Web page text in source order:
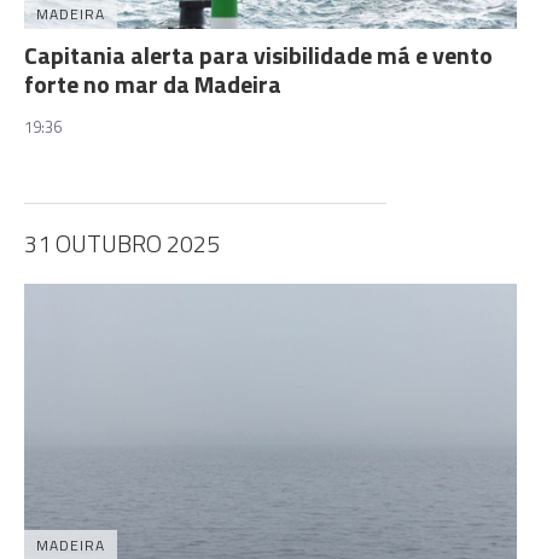
MADEIRA
Capitania alerta para visibilidade má e vento
forte no mar da Madeira
19:36
31 OUTUBRO 2025
MADEIRA